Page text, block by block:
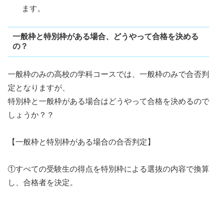
ます。
一般枠と特別枠がある場合、どうやって合格を決める
の？
一般枠のみの高校の学科コースでは、一般枠のみで合否判
定となりますが、
特別枠と一般枠がある場合はどうやって合格を決めるので
しょうか？？
【一般枠と特別枠がある場合の合否判定】
①すべての受験生の得点を特別枠による選抜の内容で換算
し、合格者を決定。